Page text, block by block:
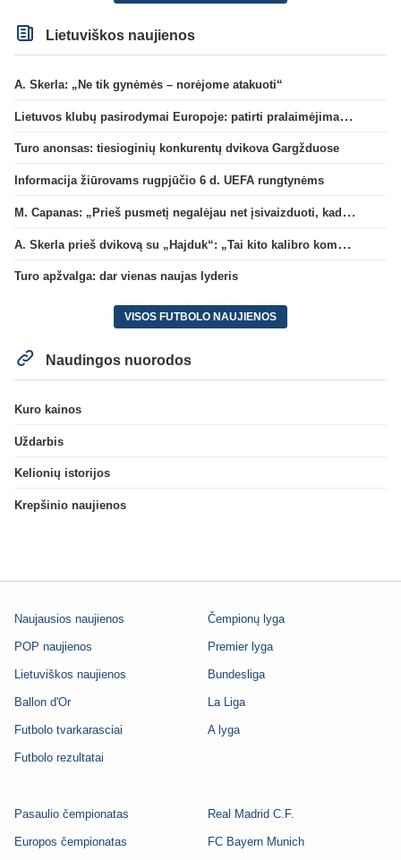
Lietuviškos naujienos
A. Skerla: „Ne tik gynėmės – norėjome atakuoti“
Lietuvos klubų pasirodymai Europoje: patirti pralaimėjimai Kroatijos atstovams
Turo anonsas: tiesioginių konkurentų dvikova Gargžduose
Informacija žiūrovams rugpjūčio 6 d. UEFA rungtynėms
M. Capanas: „Prieš pusmetį negalėjau net įsivaizduoti, kad žaisime prieš „Hajduk“
A. Skerla prieš dvikovą su „Hajduk“: „Tai kito kalibro komanda“
Turo apžvalga: dar vienas naujas lyderis
VISOS FUTBOLO NAUJIENOS
Naudingos nuorodos
Kuro kainos
Uždarbis
Kelionių istorijos
Krepšinio naujienos
Naujausios naujienos
POP naujienos
Lietuviškos naujienos
Ballon d'Or
Futbolo tvarkarasciai
Futbolo rezultatai
Čempionų lyga
Premier lyga
Bundesliga
La Liga
A lyga
Pasaulio čempionatas
Europos čempionatas
Real Madrid C.F.
FC Bayern Munich